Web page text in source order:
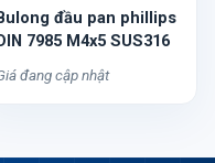
đầu pan phillips
7985 M4x5 SUS316
đang cập nhật